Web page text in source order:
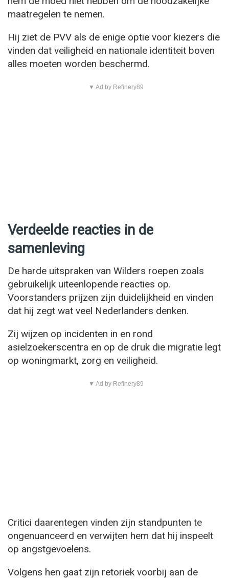
maatregelen te nemen.
Hij ziet de PVV als de enige optie voor kiezers die
vinden dat veiligheid en nationale identiteit boven
alles moeten worden beschermd.
▼ Ad by Refinery89
Verdeelde reacties in de
samenleving
De harde uitspraken van Wilders roepen zoals
gebruikelijk uiteenlopende reacties op.
Voorstanders prijzen zijn duidelijkheid en vinden
dat hij zegt wat veel Nederlanders denken.
Zij wijzen op incidenten in en rond
asielzoekerscentra en op de druk die migratie legt
op woningmarkt, zorg en veiligheid.
▼ Ad by Refinery89
Critici daarentegen vinden zijn standpunten te
ongenuanceerd en verwijten hem dat hij inspeelt
op angstgevoelens.
Volgens hen gaat zijn retoriek voorbij aan de